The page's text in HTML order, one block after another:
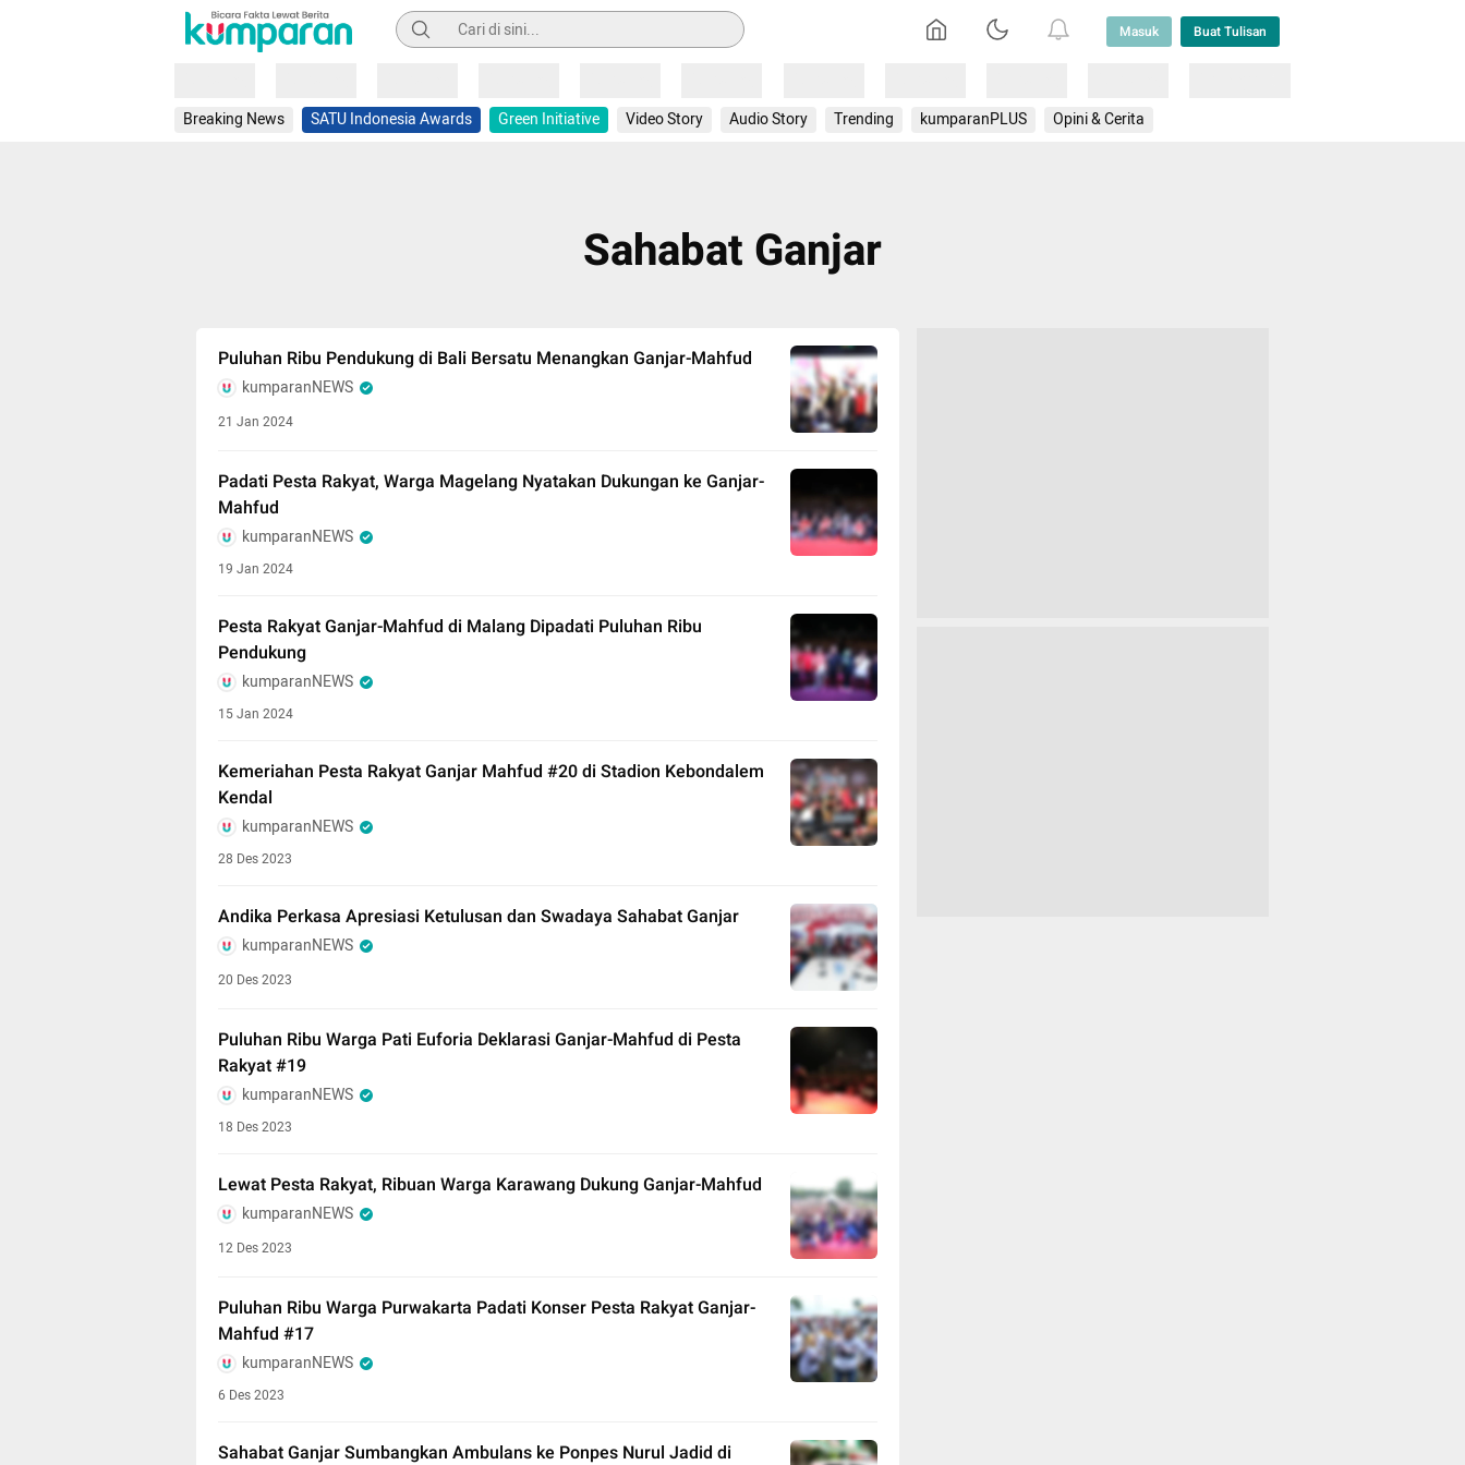
Pencarian Masuk Buat Tulisan
Breaking News SATU Indonesia Awards Green Initiative Video Story Audio Story Trending kumparanPLUS Opini & Cerita
Sahabat Ganjar
Puluhan Ribu Pendukung di Bali Bersatu Menangkan Ganjar-Mahfud
kumparanNEWS
21 Jan 2024
Padati Pesta Rakyat, Warga Magelang Nyatakan Dukungan ke Ganjar-
Mahfud
kumparanNEWS
19 Jan 2024
Pesta Rakyat Ganjar-Mahfud di Malang Dipadati Puluhan Ribu
Pendukung
kumparanNEWS
15 Jan 2024
Kemeriahan Pesta Rakyat Ganjar Mahfud #20 di Stadion Kebondalem
Kendal
kumparanNEWS
28 Des 2023
Andika Perkasa Apresiasi Ketulusan dan Swadaya Sahabat Ganjar
kumparanNEWS
20 Des 2023
Puluhan Ribu Warga Pati Euforia Deklarasi Ganjar-Mahfud di Pesta
Rakyat #19
kumparanNEWS
18 Des 2023
Lewat Pesta Rakyat, Ribuan Warga Karawang Dukung Ganjar-Mahfud
kumparanNEWS
12 Des 2023
Puluhan Ribu Warga Purwakarta Padati Konser Pesta Rakyat Ganjar-
Mahfud #17
kumparanNEWS
6 Des 2023
Sahabat Ganjar Sumbangkan Ambulans ke Ponpes Nurul Jadid di